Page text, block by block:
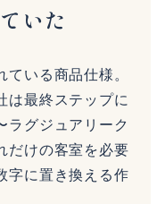
いた
いる商品仕様。
は最終ステップに
ラグジュアリーク
だけの客室を必要
字に置き換える作